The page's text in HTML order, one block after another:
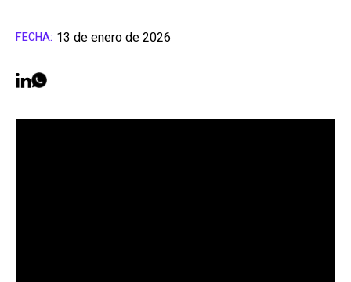
FECHA: 13 de enero de 2026